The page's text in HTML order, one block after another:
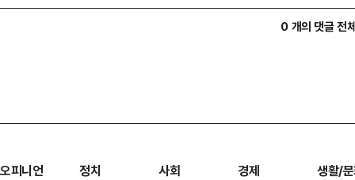
0 개의 댓글 전
오피니언 정치 사회 경제 생활/